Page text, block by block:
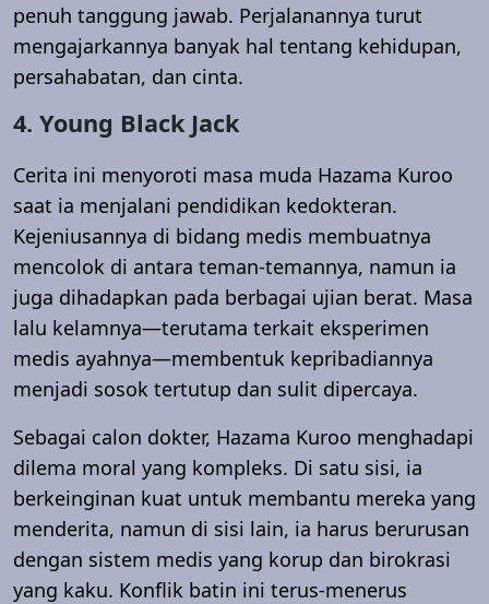
penuh tanggung jawab. Perjalanannya turut
mengajarkannya banyak hal tentang kehidupan,
persahabatan, dan cinta.
4. Young Black Jack
Cerita ini menyoroti masa muda Hazama Kuroo
saat ia menjalani pendidikan kedokteran.
Kejeniusannya di bidang medis membuatnya
mencolok di antara teman-temannya, namun ia
juga dihadapkan pada berbagai ujian berat. Masa
lalu kelamnya—terutama terkait eksperimen
medis ayahnya—membentuk kepribadiannya
menjadi sosok tertutup dan sulit dipercaya.
Sebagai calon dokter, Hazama Kuroo menghadapi
dilema moral yang kompleks. Di satu sisi, ia
berkeinginan kuat untuk membantu mereka yang
menderita, namun di sisi lain, ia harus berurusan
dengan sistem medis yang korup dan birokrasi
yang kaku. Konflik batin ini terus-menerus